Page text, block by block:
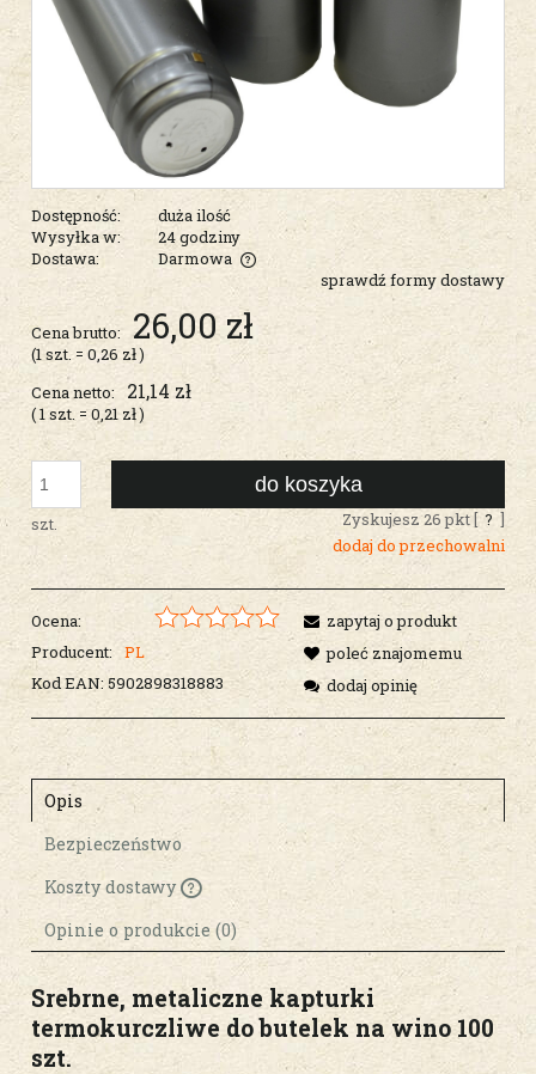
Dostępność:
duża ilość
Wysyłka w:
24 godziny
Dostawa:
Darmowa
Cena nie zawiera ewentualnych kosztów płatności
sprawdź formy dostawy
Cena brutto: 26,00 zł
(1szt. = 0,26 zł)
Cena netto:
21,14 zł
( 1szt. =0,21 zł)
szt.
do koszyka
Zyskujesz26pkt [ ? ]
dodaj do przechowalni
Ocena:
Producent:
PL
Kod EAN: 5902898318883
zapytaj o produkt
poleć znajomemu
dodaj opinię
Opis
Bezpieczeństwo
Koszty dostawy
Cena nie zawiera ewentualnych kosztów
płatności
Opinie o produkcie (0)
Srebrne, metaliczne kapturki
termokurczliwe do butelek na wino 100
szt.